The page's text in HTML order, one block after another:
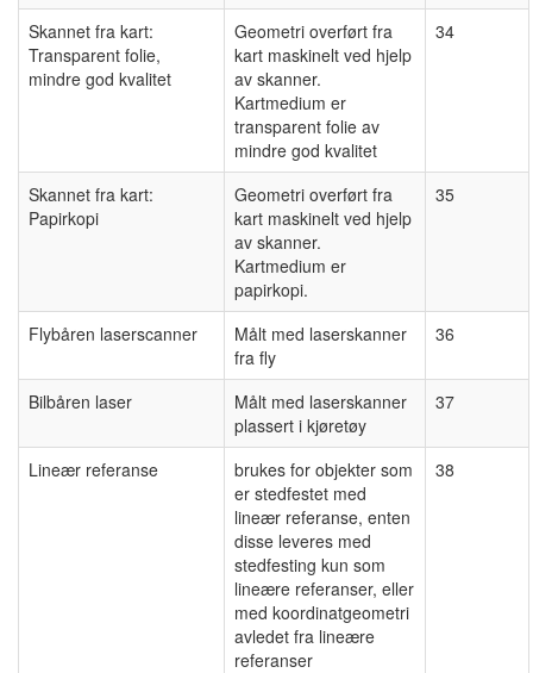
Skannet fra kart:
Transparent folie,
mindre god kvalitet
Geometri overført fra
kart maskinelt ved hjelp
av skanner.
Kartmedium er
transparent folie av
mindre god kvalitet
34
Skannet fra kart:
Papirkopi
Geometri overført fra
kart maskinelt ved hjelp
av skanner.
Kartmedium er
papirkopi.
35
Flybåren laserscanner
Målt med laserskanner
fra fly
36
Bilbåren laser
Målt med laserskanner
plassert i kjøretøy
37
Lineær referanse
brukes for objekter som
er stedfestet med
lineær referanse, enten
disse leveres med
stedfesting kun som
lineære referanser, eller
med koordinatgeometri
avledet fra lineære
referanser
38